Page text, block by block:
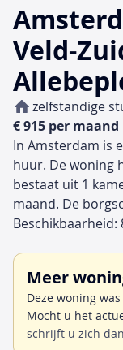
Veld-
zelfstandige
€ 915 per maand
In Amsterdam is
huur. De woning
bestaat uit 1
maand. De
Beschikbaarheid:
Meer
Deze woning
Mocht u het
schrijft u zich